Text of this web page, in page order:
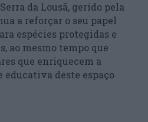
da Lousã, gerido pela
a reforçar o seu papel
espécies protegidas e
ao mesmo tempo que
que enriquecem a
deste espaço